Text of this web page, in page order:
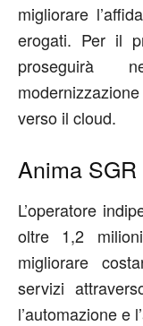
migliorare
erogati. Per il
proseguirà
verso il cloud.
Anima SGR
L’operatore
oltre 1,2
migliorare
servizi
l’automazione e